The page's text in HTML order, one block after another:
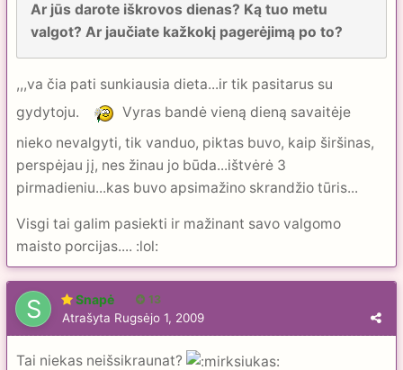
Ar jūs darote iškrovos dienas? Ką tuo metu
valgot? Ar jaučiate kažkokį pagerėjimą po to?
,,,va čia pati sunkiausia dieta...ir tik pasitarus su
gydytoju.
Vyras bandė vieną dieną savaitėje
nieko nevalgyti, tik vanduo, piktas buvo, kaip širšinas,
perspėjau jį, nes žinau jo būda...ištvėrė 3
pirmadieniu...kas buvo apsimažino skrandžio tūris...
Visgi tai galim pasiekti ir mažinant savo valgomo
maisto porcijas.... :lol:
Snapė 13
Atrašyta Rugsėjo 1, 2009
Tai niekas neišsikraunat?